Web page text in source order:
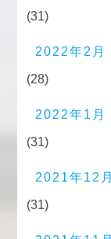
(31)
2022年2月
(28)
2022年1月
(31)
2021年12月
(31)